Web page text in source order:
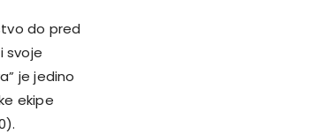
do pred
svoje
je jedino
ekipe